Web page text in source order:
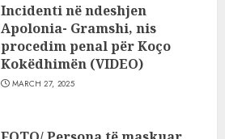
Incidenti në ndeshjen
Apolonia- Gramshi, nis
procedim penal për Koço
Kokëdhimën (VIDEO)
MARCH 27, 2025